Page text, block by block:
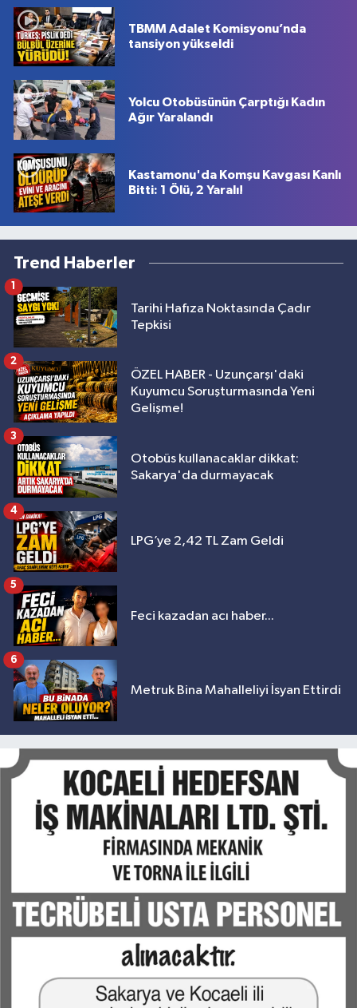
TBMM Adalet Komisyonu’nda
tansiyon yükseldi
Yolcu Otobüsünün Çarptığı Kadın
Ağır Yaralandı
Kastamonu'da Komşu Kavgası Kanlı
Bitti: 1 Ölü, 2 Yaralı!
Trend Haberler
Tarihi Hafıza Noktasında Çadır
Tepkisi
1
ÖZEL HABER - Uzunçarşı'daki
Kuyumcu Soruşturmasında Yeni
Gelişme!
2
Otobüs kullanacaklar dikkat:
Sakarya'da durmayacak
3
LPG’ye 2,42 TL Zam Geldi
4
Feci kazadan acı haber...
5
Metruk Bina Mahalleliyi İsyan Ettirdi
6